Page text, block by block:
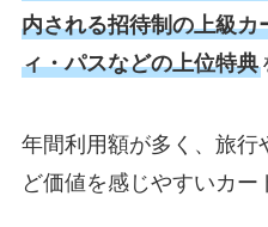
内される招待制の上級カ
ィ・パスなどの上位特典
年間利用額が多く、旅行
ど価値を感じやすいカー